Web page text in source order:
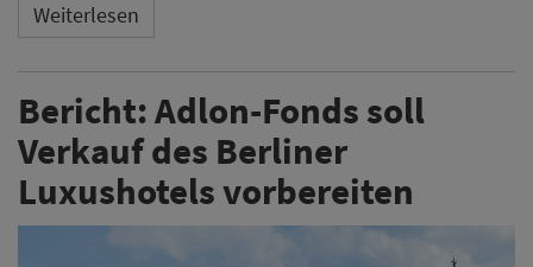
Weiterlesen
Bericht: Adlon-Fonds soll
Verkauf des Berliner
Luxushotels vorbereiten